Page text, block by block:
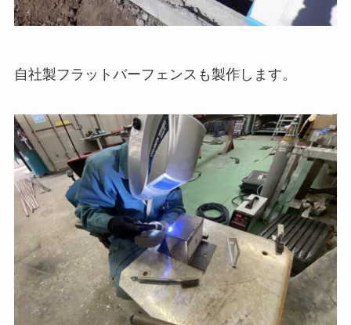
自社製フラットバーフェンスも製作します。